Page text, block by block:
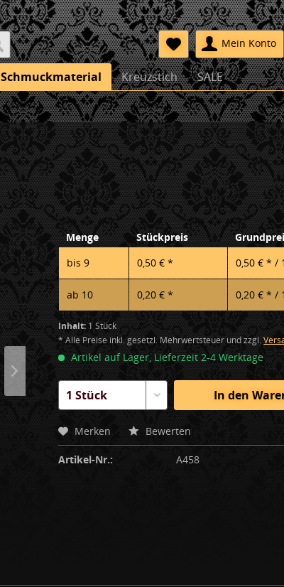
Mein Konto
Schmuckmaterial Kreuzstich SALE
Menge Stückpreis
bis9 0,50 € * 0,50 € * /
ab 10 0,20 € * 0,20 € * /
Inhalt: 1 Stück
* Alle Preise inkl. gesetzl. Mehrwertsteuer und zzgl.
Artikel auf Lager, Lieferzeit 2-4 Werktage
In den
Merken Bewerten
Artikel-Nr.: A458